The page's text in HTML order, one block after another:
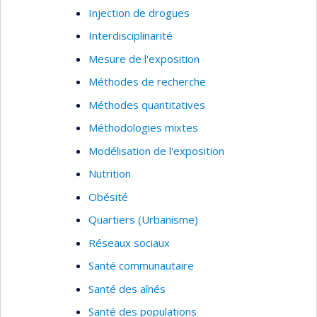
CARTaGENE, ainsi qu’à la détermination des
pour des femmes en santé à Montréal. Ces deux
projets contribuent à mon intérêt pour le
développement et l’application d’outils
méthodologiques afin d’améliorer les évaluations
d’expositions dans les études épidémiologiques.
Injection de drogues
Interdisciplinarité
Mesure de l'exposition
Méthodes de recherche
Méthodes quantitatives
Méthodologies mixtes
Modélisation de l'exposition
Nutrition
Obésité
Quartiers (Urbanisme)
Réseaux sociaux
Santé communautaire
Santé des aînés
Santé des populations